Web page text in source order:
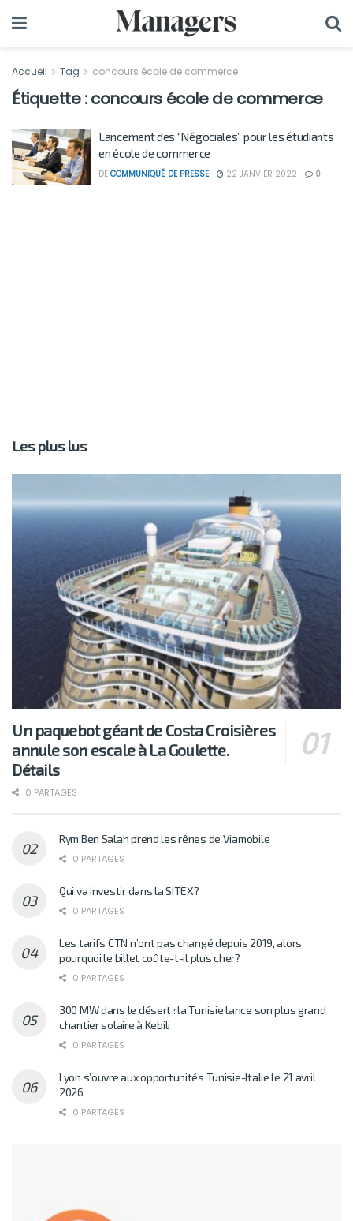
Accueil Tag concours école de commerce
Étiquette :concours école de commerce
Lancement des “Négociales” pour les étudiants
en école de commerce
DE COMMUNIQUÉ DE PRESSE 22 JANVIER 2022 0
Les plus lus
Un paquebot géant de Costa Croisières
annule son escale à La Goulette.
Détails
0 PARTAGES
Rym Ben Salah prend les rênes de Viamobile
0 PARTAGES
Qui va investir dans la SITEX?
0 PARTAGES
Les tarifs CTN n’ont pas changé depuis 2019, alors
pourquoi le billet coûte-t-il plus cher?
0 PARTAGES
300 MW dans le désert : la Tunisie lance son plus grand
chantier solaire à Kebili
0 PARTAGES
Lyon s’ouvre aux opportunités Tunisie-Italie le 21 avril
2026
0 PARTAGES